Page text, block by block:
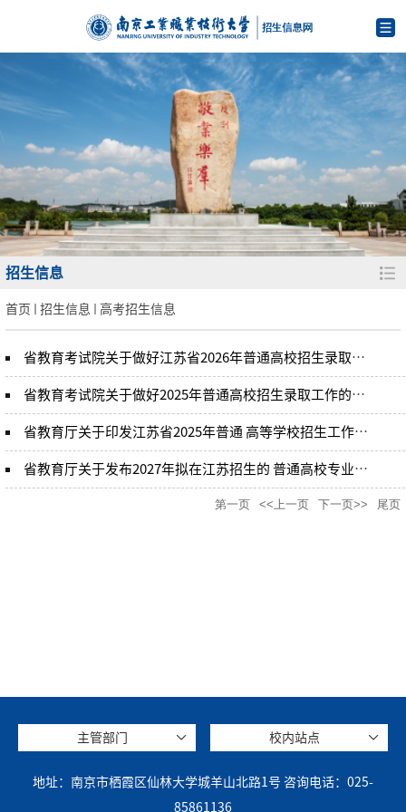
招生信息
首页 招生信息 高考招生信息
省教育考试院关于做好江苏省2026年普通高校招生录取工作的通知
省教育考试院关于做好2025年普通高校招生录取工作的通知
省教育厅关于印发江苏省2025年普通 高等学校招生工作意见的通知
省教育厅关于发布2027年拟在江苏招生的 普通高校专业选考科目要求的公告
第一页 <<上一页 下一页>> 尾页
主管部门 校内站点
地址：南京市栖霞区仙林大学城羊山北路1号 咨询电话：025-
85861136